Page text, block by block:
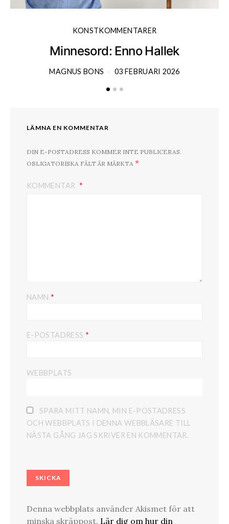
KONSTKOMMENTARER
Minnesord: Enno Hallek
MAGNUS BONS 03 FEBRUARI 2026
LÄMNA EN KOMMENTAR
DIN E-POSTADRESS KOMMER INTE PUBLICERAS.
OBLIGATORISKA FÄLT ÄR MÄRKTA *
KOMMENTAR
NAMN *
E-POSTADRESS *
WEBBPLATS
SPARA MITT NAMN, MIN E-POSTADRESS
OCH WEBBPLATS I DENNA WEBBLÄSARE TILL
NÄSTA GÅNG JAG SKRIVER EN KOMMENTAR.
Denna webbplats använder Akismet för att
minska skräppost. Lär dig om hur din